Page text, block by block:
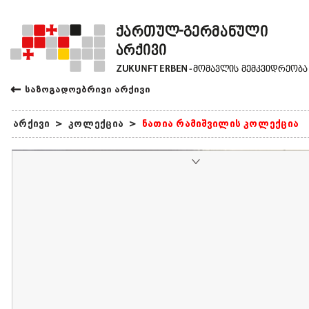
← საზოგადოებრივი არქივი
არქივი > კოლექცია > ნათია რამიშვილის კოლექცია